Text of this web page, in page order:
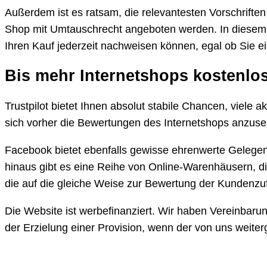
Außerdem ist es ratsam, die relevantesten
Shop mit Umtauschrecht angeboten werden. In
Ihren Kauf jederzeit nachweisen können, egal ob Sie
Bis mehr Internetshops
Trustpilot bietet Ihnen absolut stabile Chancen, viele
sich vorher die Bewertungen des Internetshops
Facebook bietet ebenfalls gewisse ehrenwerte
hinaus gibt es eine Reihe von Online-Warenhäusern,
die auf die gleiche Weise zur Bewertung der
Die Website ist werbefinanziert. Wir haben
der Erzielung einer Provision, wenn der von uns